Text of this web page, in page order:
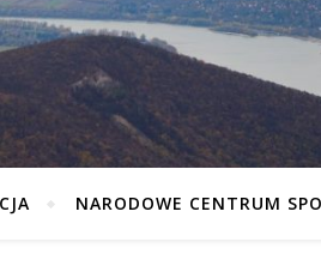
NARODOWE CENTRUM